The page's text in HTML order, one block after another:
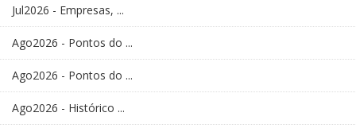
Jul2026 - Empresas, ...
Ago2026 - Pontos do ...
Ago2026 - Pontos do ...
Ago2026 - Histórico ...